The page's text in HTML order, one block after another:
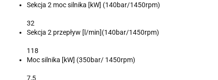
Sekcja 2 moc silnika [kW] (140bar/1450rpm)
32
Sekcja 2 przepływ [l/min](140bar/1450rpm)
118
Moc silnika [kW] (350bar/ 1450rpm)
7,5